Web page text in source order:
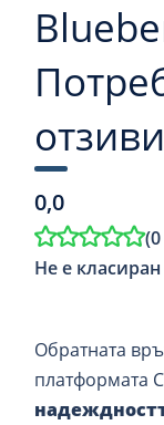
отзиви
0,0
(0
Не е
Обратната
платформата